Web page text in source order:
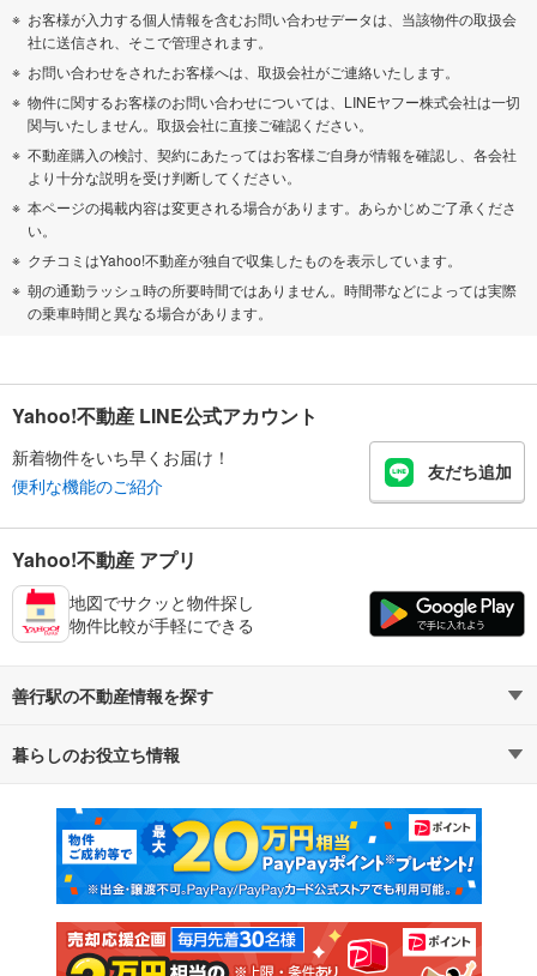
お客様が入力する個人情報を含むお問い合わせデータは、当該物件の取扱会
社に送信され、そこで管理されます。
お問い合わせをされたお客様へは、取扱会社がご連絡いたします。
物件に関するお客様のお問い合わせについては、LINEヤフー株式会社は一切
関与いたしません。取扱会社に直接ご確認ください。
不動産購入の検討、契約にあたってはお客様ご自身が情報を確認し、各会社
より十分な説明を受け判断してください。
本ページの掲載内容は変更される場合があります。あらかじめご了承くださ
い。
クチコミはYahoo!不動産が独自で収集したものを表示しています。
朝の通勤ラッシュ時の所要時間ではありません。時間帯などによっては実際
の乗車時間と異なる場合があります。
Yahoo!不動産 LINE公式アカウント
新着物件をいち早くお届け！
便利な機能のご紹介
友だち追加
Yahoo!不動産 アプリ
地図でサクッと物件探し
物件比較が手軽にできる
善行駅の不動産情報を探す
不動産・住宅
新築マンション 中古マンション
新築一戸建て 中古一戸建て
注文住宅 土地
暮らしのお役立ち情報
マンションカタログ 教えて！住まいの先生